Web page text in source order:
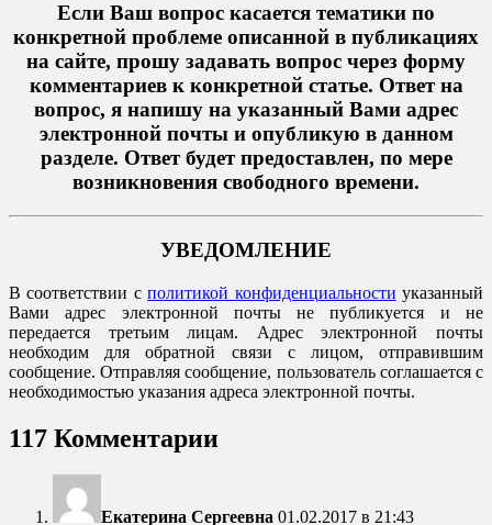
Если Ваш вопрос касается тематики по
конкретной проблеме описанной в публикациях
на сайте, прошу задавать вопрос через форму
комментариев к конкретной статье. Ответ на
вопрос, я напишу на указанный Вами адрес
электронной почты и опубликую в данном
разделе. Ответ будет предоставлен, по мере
возникновения свободного времени.
УВЕДОМЛЕНИЕ
В соответствии сполитикой конфиденциальности указанный
Вами адрес электронной почты не публикуется и не
передается третьим лицам. Адрес электронной почты
необходим для обратной связи с лицом, отправившим
сообщение. Отправляя сообщение, пользователь соглашается с
необходимостью указания адреса электронной почты.
117 Комментарии
Екатерина Сергеевна 01.02.2017 в 21:43